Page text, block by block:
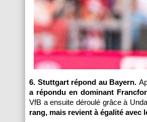
6. Stuttgart répond au Bayern.
a répondu en dominant
VfB a ensuite déroulé grâce à
rang, mais revient à égalité avec